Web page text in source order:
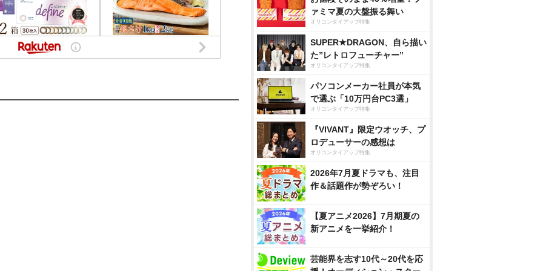
ァミマ夏の大盤振る舞い
オリコンタイアップ特集
SUPER★DRAGON、自ら描い
た”レトロフューチャー”
オリコンタイアップ特集
パソコンメーカー社員が本気
で選ぶ「10万円台PC3選」
オリコンタイアップ特集
『VIVANT』限定ウオッチ、プ
ロデューサーの感想は
オリコンタイアップ特集
2026年7月夏ドラマも、注目
作＆話題作が勢ぞろい！
【夏アニメ2026】7月期夏の
新アニメを一挙紹介！
芸能界を志す10代～20代を応